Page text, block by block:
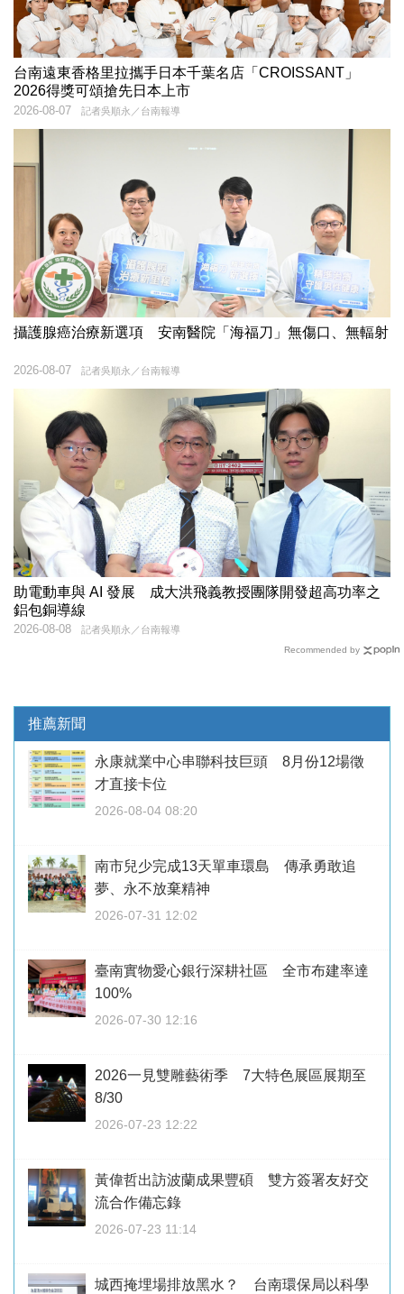
台南遠東香格里拉攜手日本千葉名店「CROISSANT」
2026得獎可頌搶先日本上市
記者吳順永／台南報導
2026-08-07
攝護腺癌治療新選項 安南醫院「海福刀」無傷口、無輻射
記者吳順永／台南報導
2026-08-07
助電動車與 AI 發展 成大洪飛義教授團隊開發超高功率之
鋁包銅導線
記者吳順永／台南報導
2026-08-08
Recommended by
推薦新聞
永康就業中心串聯科技巨頭 8月份12場徵
才直接卡位
2026-08-04 08:20
南市兒少完成13天單車環島 傳承勇敢追
夢、永不放棄精神
2026-07-31 12:02
臺南實物愛心銀行深耕社區 全市布建率達
100%
2026-07-30 12:16
2026一見雙雕藝術季 7大特色展區展期至
8/30
2026-07-23 12:22
黃偉哲出訪波蘭成果豐碩 雙方簽署友好交
流合作備忘錄
2026-07-23 11:14
城西掩埋場排放黑水？ 台南環保局以科學